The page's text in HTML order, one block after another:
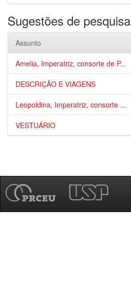
Sugestões de pesquisa
Assunto
Amelia, Imperatriz, consorte de P...
DESCRIÇÃO E VIAGENS
Leopoldina, Imperatriz, consorte ...
VESTUÁRIO